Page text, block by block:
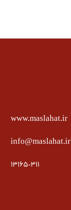
www.maslahat.ir
info@maslahat.ir
۱۳۱۶۵-۳۱۱